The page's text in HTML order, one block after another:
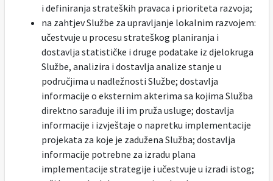
i definiranja strateških pravaca i prioriteta razvoja;
na zahtjev Službe za upravljanje lokalnim razvojem:
učestvuje u procesu strateškog planiranja i
dostavlja statističke i druge podatake iz djelokruga
Službe, analizira i dostavlja analize stanje u
područjima u nadležnosti Službe; dostavlja
informacije o eksternim akterima sa kojima Služba
direktno sarađuje ili im pruža usluge; dostavlja
informacije i izvještaje o napretku implementacije
projekata za koje je zadužena Služba; dostavlja
informacije potrebne za izradu plana
implementacije strategije i učestvuje u izradi istog;